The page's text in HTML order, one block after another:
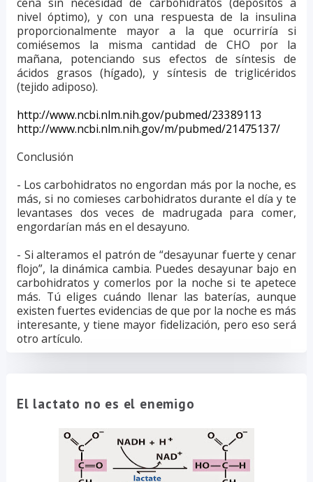
nivel óptimo), y con una respuesta de la insulina
proporcionalmente mayor a la que ocurriría si
comiésemos la misma cantidad de CHO por la
mañana, potenciando sus efectos de síntesis de
ácidos grasos (hígado), y síntesis de triglicéridos
(tejido adiposo).
http://www.ncbi.nlm.nih.gov/pubmed/23389113
http://www.ncbi.nlm.nih.gov/m/pubmed/21475137/
Conclusión
- Los carbohidratos no engordan más por la noche, es
más, si no comieses carbohidratos durante el día y te
levantases dos veces de madrugada para comer,
engordarían más en el desayuno.
- Si alteramos el patrón de “desayunar fuerte y cenar
flojo”, la dinámica cambia. Puedes desayunar bajo en
carbohidratos y comerlos por la noche si te apetece
más. Tú eliges cuándo llenar las baterías, aunque
existen fuertes evidencias de que por la noche es más
interesante, y tiene mayor fidelización, pero eso será
otro artículo.
El lactato no es el enemigo